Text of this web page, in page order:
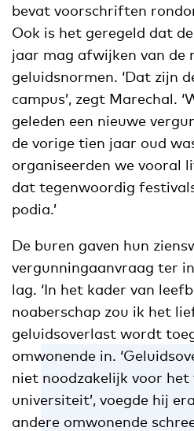
bevat voorschriften
Ook is het geregeld dat
jaar mag afwijken van de
geluidsnormen. ‘Dat zijn
campus’, zegt Marechal.
geleden een nieuwe
de vorige tien jaar oud
organiseerden we vooral
dat tegenwoordig
podia.’
De buren gaven hun
vergunningaanvraag ter
lag. ‘In het kader van
noaberschap zou ik het
geluidsoverlast wordt
omwonende in.
niet noodzakelijk voor
universiteit’, voegde hij
andere omwonende